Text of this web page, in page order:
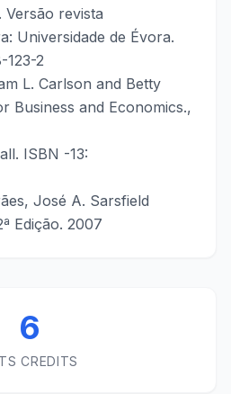
Versão revista
Universidade de Évora.
2
L. Carlson and Betty
Business and Economics.,
ISBN -13:
José A. Sarsfield
Edição. 2007
6
CREDITS